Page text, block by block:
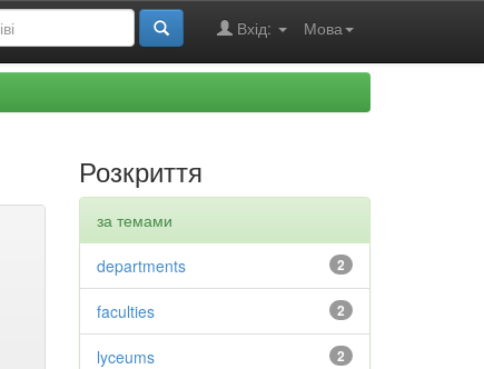
Мова
Вхід:
Розкриття
за темами
2
departments
2
faculties
2
lyceums